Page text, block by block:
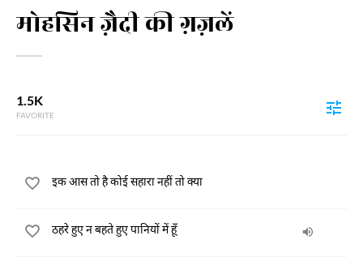
मोहसिन ज़ैदी की ग़ज़लें
1.5K
FAVORITE
इक आस तो है कोई सहारा नहीं तो क्या
ठहरे हुए न बहते हुए पानियों में हूँ